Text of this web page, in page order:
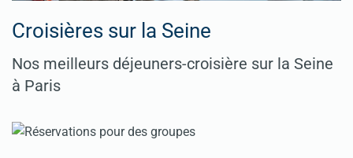
Croisières sur la Seine
Nos meilleurs déjeuners-croisière sur la Seine
à Paris